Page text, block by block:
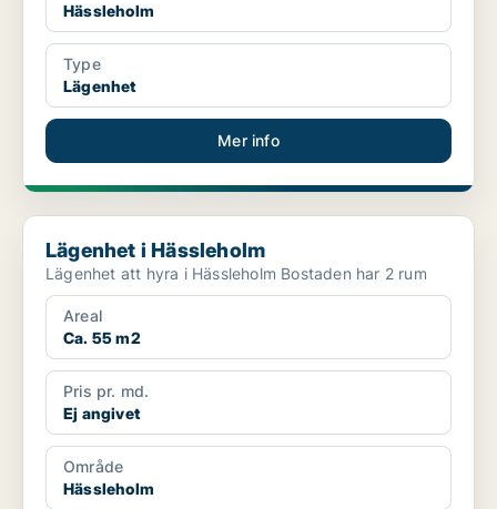
Hässleholm
Type
Lägenhet
Mer info
Lägenhet i Hässleholm
Lägenhet i Hässleholm
Lägenhet att hyra i Hässleholm Bostaden har 2 rum
Areal
Ca. 55 m2
Pris pr. md.
Ej angivet
Område
Hässleholm